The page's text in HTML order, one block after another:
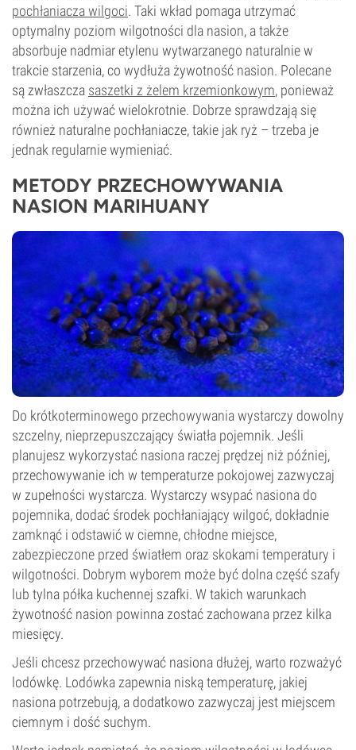
pochłaniacza wilgoci. Taki wkład pomaga utrzymać
optymalny poziom wilgotności dla nasion, a także
absorbuje nadmiar etylenu wytwarzanego naturalnie w
trakcie starzenia, co wydłuża żywotność nasion. Polecane
są zwłaszcza saszetki z żelem krzemionkowym, ponieważ
można ich używać wielokrotnie. Dobrze sprawdzają się
również naturalne pochłaniacze, takie jak ryż – trzeba je
jednak regularnie wymieniać.
METODY PRZECHOWYWANIA
NASION MARIHUANY
Do krótkoterminowego przechowywania wystarczy dowolny
szczelny, nieprzepuszczający światła pojemnik. Jeśli
planujesz wykorzystać nasiona raczej prędzej niż później,
przechowywanie ich w temperaturze pokojowej zazwyczaj
w zupełności wystarcza. Wystarczy wsypać nasiona do
pojemnika, dodać środek pochłaniający wilgoć, dokładnie
zamknąć i odstawić w ciemne, chłodne miejsce,
zabezpieczone przed światłem oraz skokami temperatury i
wilgotności. Dobrym wyborem może być dolna część szafy
lub tylna półka kuchennej szafki. W takich warunkach
żywotność nasion powinna zostać zachowana przez kilka
miesięcy.
Jeśli chcesz przechowywać nasiona dłużej, warto rozważyć
lodówkę. Lodówka zapewnia niską temperaturę, jakiej
nasiona potrzebują, a dodatkowo zazwyczaj jest miejscem
ciemnym i dość suchym.